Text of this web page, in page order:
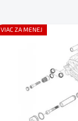
VIAC ZA MENEJ